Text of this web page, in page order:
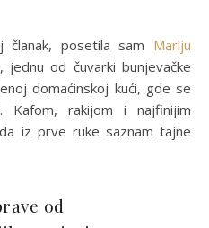
članak, posetila sam Mariju
jednu od čuvarki bunjevačke
domaćinskoj kući, gde se
Kafom, rakijom i najfinijim
iz prve ruke saznam tajne
od